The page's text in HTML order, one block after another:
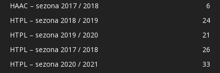
HAAC – sezona 2017 / 2018
6
HTPL – sezona 2018 / 2019
24
HTPL – sezona 2019 / 2020
21
HTPL – sezona 2017 / 2018
26
HTPL – sezona 2020 / 2021
33